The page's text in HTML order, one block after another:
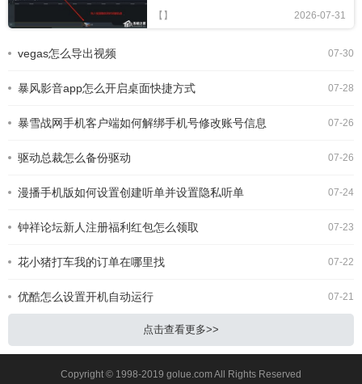
果，其中折叠转场因模拟翻页折叠的自
然质感，不抢夺内容焦点，成为很多人
常常找不到添加折叠转场的正确操作方
看完就能快速上
2026-07-31
【】
07-30
vegas怎么导出视频
07-28
暴风影音app怎么开启桌面快捷方式
07-26
暴雪战网手机客户端如何解绑手机号修改账号信息
07-26
驱动总裁怎么备份驱动
07-24
漫播手机版如何设置创建听单并设置隐私听单
07-23
钟祥论坛新人注册福利红包怎么领取
07-22
花小猪打车我的订单在哪里找
07-21
优酷怎么设置开机自动运行
点击查看更多>>
Copyright © 1998-2019 golue.com All Rights Reserved